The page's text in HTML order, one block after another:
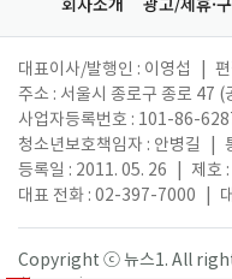
대표이사/발행인 : 이영섭
주소 : 서울시 종로구 종로 47
사업자등록번호 : 101-86-
청소년보호책임자 : 안병길
등록일 : 2011. 05. 26
제호
대표 전화 : 02-397-7000
Copyright ⓒ 뉴스1. All